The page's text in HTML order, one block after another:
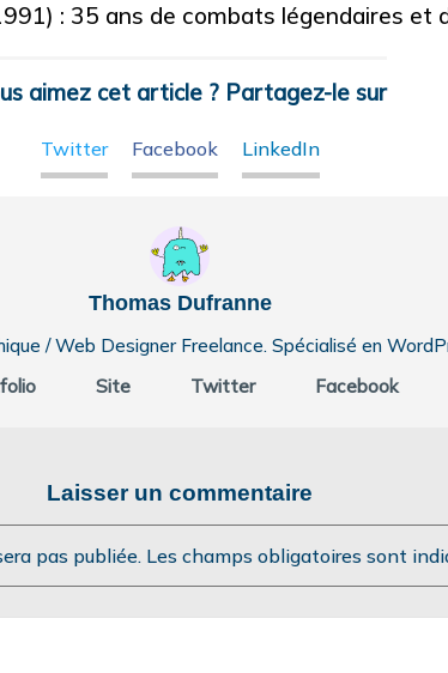
: 35 ans de combats légendaires et
aimez cet article ? Partagez-le sur
Twitter Facebook LinkedIn
Thomas Dufranne
/ Web Designer Freelance. Spécialisé en
Site Twitter Facebook
Laisser un commentaire
pas publiée. Les champs obligatoires sont